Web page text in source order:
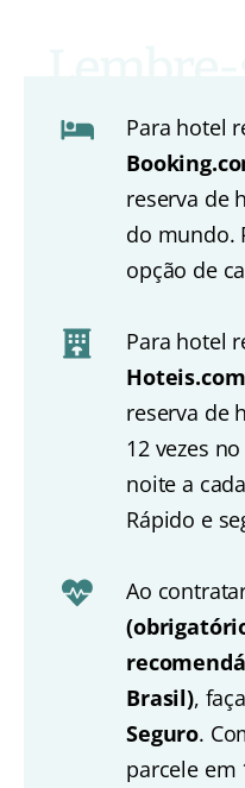
Para hotel
reserva de
do mundo.
opção de
Para hotel
Hoteis.com
reserva de
12 vezes
noite a
Rápido e
Ao
Brasil),
Seguro.
parcele em